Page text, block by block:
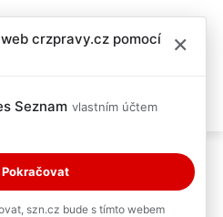
crzpravy.cz pomocí
×
Seznam vlastním účtem
Pokračovat
szn.cz bude s tímto webem